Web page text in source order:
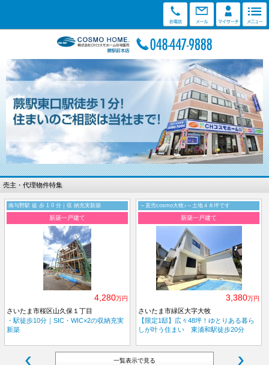
売主・代理物件特集
南与野駅 徒 歩 1 0 分｜収 納充実新築
新築一戸建て
4,280万円
さいたま市桜区山久保１丁目
・駅徒歩10分｜SIC・WIC×2の収納充実
新築
～直売cosmo大牧♪～土地４８坪です
新築一戸建て
3,380万円
さいたま市緑区大字大牧
【限定1邸】広々48坪！ゆとりある暮ら
しが叶う住まい 東浦和駅徒歩20分
一覧表示で見る